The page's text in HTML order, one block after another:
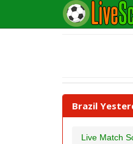
Brazil
Live Match